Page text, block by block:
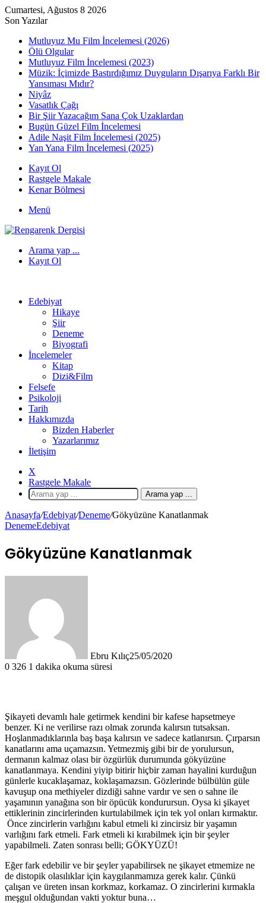
Cumartesi, Ağustos 8 2026
Son Yazılar
Mutluyuz Mu Film İncelemesi (2026)
Ölü Olgular
Mutluyuz Film İncelemesi (2023)
Müzik: İçimizde Bastırdığımız Duyguların Dışarıya Farklı Bir
Yansıması Mıdır?
Niyâz
Vasatlık Çağı
Bir Şiir Yazacağım Sana Çok Uzaklardan
Bugün Güzel Film İncelemesi
Adile Naşit Film İncelemesi (2025)
Yan Yana Film İncelemesi (2025)
Kayıt Ol
Rastgele Makale
Kenar Bölmesi
Menü
Arama yap ...
Kayıt Ol
Edebiyat
Hikaye
Şiir
Deneme
Biyografi
İncelemeler
Kitap
Dizi&Film
Felsefe
Psikoloji
Tarih
Hakkımızda
Bizden Haberler
Yazarlarımız
İletişim
X
Rastgele Makale
Arama yap ...
Anasayfa/Edebiyat/Deneme/Gökyüzüne Kanatlanmak
DenemeEdebiyat
Gökyüzüne Kanatlanmak
Ebru Kılıç25/05/2020
0 326 1 dakika okuma süresi
Şikayeti devamlı hale getirmek kendini bir kafese hapsetmeye
benzer. Ki ne verilirse razı olmak zorunda kalırsın tutsaksan.
Hoşlanmadıklarınla baş başa kalırsın ve sadece katlanırsın. Çırparsın
kanatlarını ama uçamazsın. Yetmezmiş gibi bir de yorulursun,
dermanın kalmaz olası bir özgürlük durumunda gökyüzüne
kanatlanmaya. Kendini yiyip bitirir hiçbir zaman hayalini kurduğun
günlerle kucaklaşamaz, koklaşamazsın. Gözlerinde bülbülün güle
kavuşup ona methiyeler dizdiği sahne vardır ve sen o sahne ile
yaşamının yanağına son bir öpücük kondurursun. Oysa ki şikayet
ettiklerinin zincirlerinden kurtulabilmek için tek yol onları kırmaktır.
Önce zincirlerin varlığını kabul etmeli ki zincirsiz bir yaşamın
varlığını fark etmeli. Fark etmeli ki kırabilmek için bir şeyler
yapabilmeli. Zaten sonrası belli; GÖKYÜZÜ!
Eğer fark edebilir ve bir şeyler yapabilirsek ne şikayet etmemize ne
de distopik olasılıklar için kaygılanmamıza gerek kalır. Çünkü
çalışan ve üreten insan korkmaz, korkamaz. O zincirlerini kırmakla
meşgul olduğundan vakti yoktur buna…